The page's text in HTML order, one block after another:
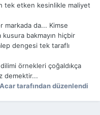
tek etken kesinlikle maliyet
markada da... Kimse
kusura bakmayın hiçbir
dengesi tek taraflı
örnekleri çoğaldıkça
demektir...
tarafından düzenlendi